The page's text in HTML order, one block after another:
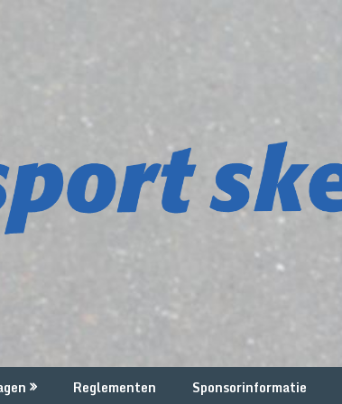
Reglementen Sponsorinformatie